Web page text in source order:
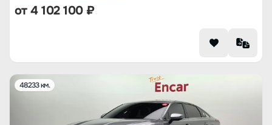
от4 102 100₽
48233 км.